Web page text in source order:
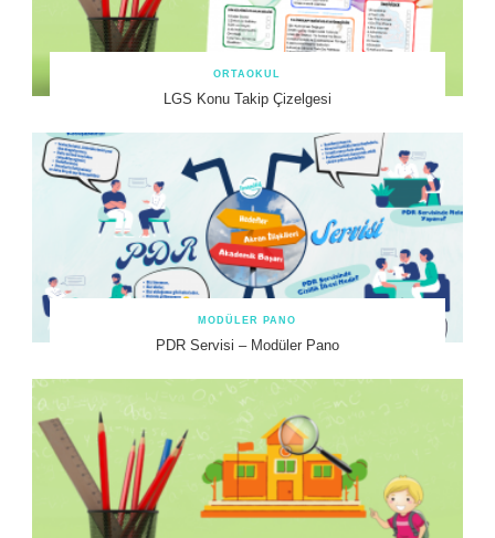
ORTAOKUL
LGS Konu Takip Çizelgesi
MODÜLER PANO
PDR Servisi – Modüler Pano